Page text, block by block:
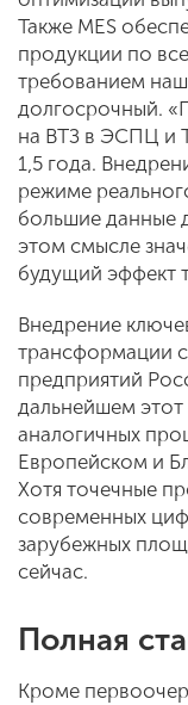
Также MES
продукции по
требованием
долгосрочный.
на ВТЗ в ЭСПЦ и
1,5 года.
режиме
большие данные
этом смысле
будущий эффект
Внедрение
трансформации
предприятий
дальнейшем этот
аналогичных
Европейском и
Хотя точечные
современных
зарубежных
сейчас.
Полная
Кроме